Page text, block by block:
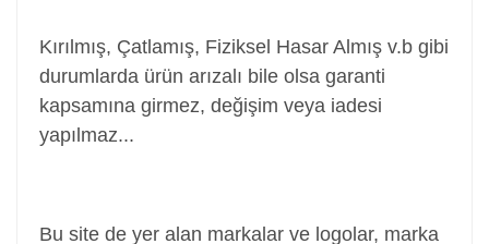
Kırılmış, Çatlamış, Fiziksel Hasar Almış v.b gibi
durumlarda ürün arızalı bile olsa garanti
kapsamına girmez, değişim veya iadesi
yapılmaz...
Bu site de yer alan markalar ve logolar, marka